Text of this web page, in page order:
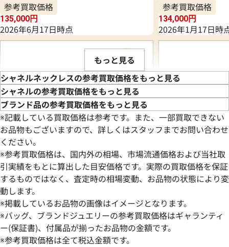
参考買取価格
135,000円
2026年6月17日時点
参考買取価格
134,000円
2026年1月17日時
シャネル ネックレス
参考買取価格
132,000円
2026年7月17日時点
シャネル ネックレ
参考買取価格
125,000
もっと見る
シャネルネックレスの参考買取価格をもっと見る
シャネルの参考買取価格をもっと見る
ブランド品の参考買取価格をもっと見る
※記載している買取価格は参考です。また、一部買取できない
お品物もございますので、詳しくはスタッフまでお問い合わせ
ください。
※参考買取価格は、国内外の相場、市場流通価格および当社取
引実績をもとに算出した目安価格です。実際の買取価格を保証
するものではなく、査定時の相場変動、お品物の状態により変
動します。
※掲載しているお品物の画像はイメージとなります。
※バッグ、ブランドジュエリーの参考買取価格はギャランティ
ー(保証書)、付属品が揃ったお品物の金額です。
※参考買取価格は全て税込金額です。